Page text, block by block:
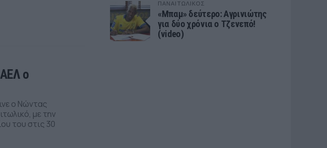
ο
ο Νώντας
με την
του στις 30
ΠΑΝΑΙΤΩΛΙΚΟΣ
«Μπαμ» δεύτερο: Αγρινιώτης
για δύο χρόνια ο Τζενεπό!
(video)